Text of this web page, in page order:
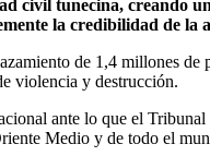
civil tunecina,
la credibilidad de la
de 1,4 millones de
violencia y destrucción.
ante lo que el
Medio y de todo el